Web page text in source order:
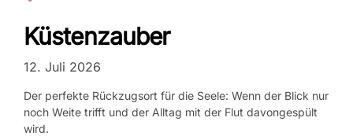
Küstenzauber
12. Juli 2026
Der perfekte Rückzugsort für die Seele: Wenn der Blick nur
noch Weite trifft und der Alltag mit der Flut davongespült
wird.